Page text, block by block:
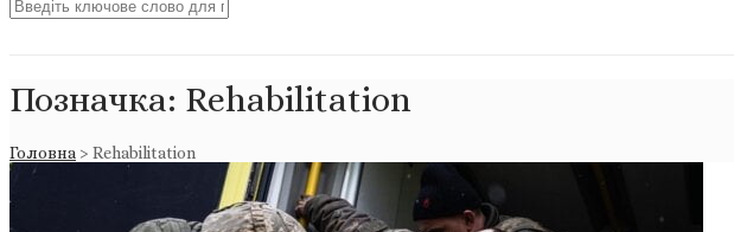
Позначка: Rehabilitation
Головна > Rehabilitation